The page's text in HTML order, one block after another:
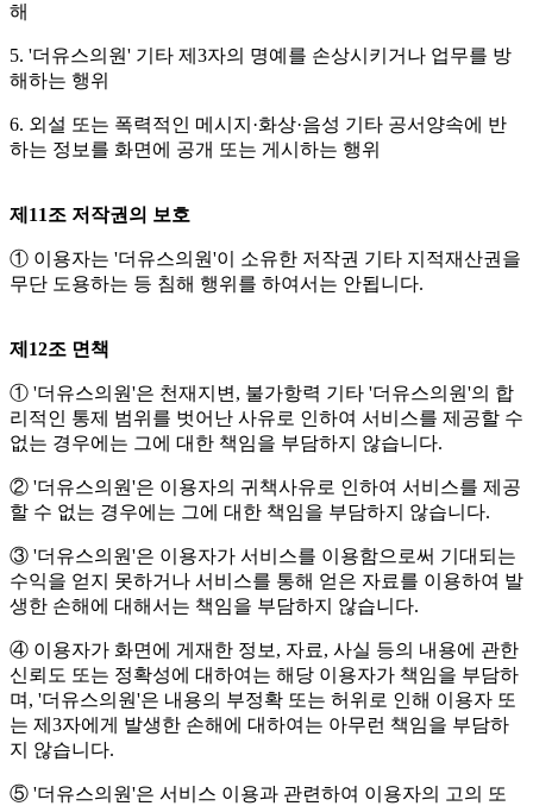
해
5. '더유스의원' 기타 제3자의 명예를 손상시키거나 업무를 방
해하는 행위
6. 외설 또는 폭력적인 메시지·화상·음성 기타 공서양속에 반
하는 정보를 화면에 공개 또는 게시하는 행위
제11조 저작권의 보호
① 이용자는 '더유스의원'이 소유한 저작권 기타 지적재산권을
무단 도용하는 등 침해 행위를 하여서는 안됩니다.
제12조 면책
① '더유스의원'은 천재지변, 불가항력 기타 '더유스의원'의 합
리적인 통제 범위를 벗어난 사유로 인하여 서비스를 제공할 수
없는 경우에는 그에 대한 책임을 부담하지 않습니다.
② '더유스의원'은 이용자의 귀책사유로 인하여 서비스를 제공
할 수 없는 경우에는 그에 대한 책임을 부담하지 않습니다.
③ '더유스의원'은 이용자가 서비스를 이용함으로써 기대되는
수익을 얻지 못하거나 서비스를 통해 얻은 자료를 이용하여 발
생한 손해에 대해서는 책임을 부담하지 않습니다.
④ 이용자가 화면에 게재한 정보, 자료, 사실 등의 내용에 관한
신뢰도 또는 정확성에 대하여는 해당 이용자가 책임을 부담하
며, '더유스의원'은 내용의 부정확 또는 허위로 인해 이용자 또
는 제3자에게 발생한 손해에 대하여는 아무런 책임을 부담하
지 않습니다.
⑤ '더유스의원'은 서비스 이용과 관련하여 이용자의 고의 또